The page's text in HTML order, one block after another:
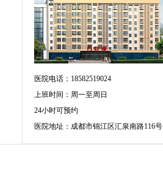
医院电话：18582519024
上班时间：周一至周日
24小时可预约
医院地址：成都市锦江区汇泉南路116号